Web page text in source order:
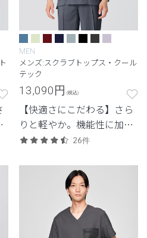
MEN
メンズ:スクラブトップス・クール
テック
13,090円 (税込)
【快適さにこだわる】さら
りと軽やか。機能性に加
え、見た目のスマートさも
26件